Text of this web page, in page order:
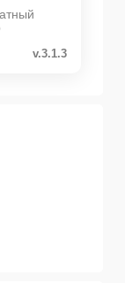
v.3.1.3